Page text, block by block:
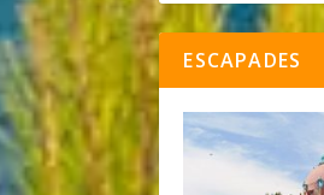
ESCAPADES